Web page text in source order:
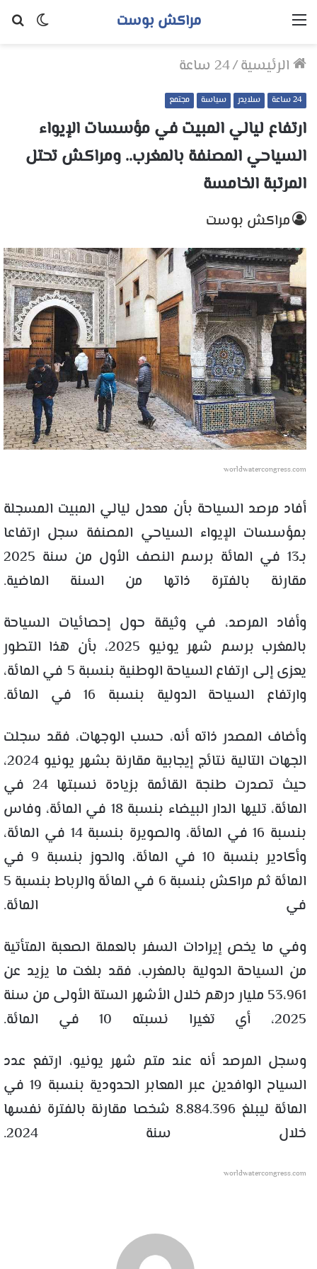
الوضع
مراكش بوست القائمة
الرئيسية/24 ساعة
24 ساعة سلايدر سياسة مجتمع
ارتفاع ليالي المبيت في مؤسسات الإيواء
السياحي المصنفة بالمغرب.. ومراكش تحتل
المرتبة الخامسة
مراكش بوست
worldwatercongress.com
أفاد مرصد السياحة بأن معدل ليالي المبيت المسجلة
بمؤسسات الإيواء السياحي المصنفة سجل ارتفاعا
بـ13 في المائة برسم النصف الأول من سنة 2025
مقارنة بالفترة ذاتها من السنة الماضية.
وأفاد المرصد، في وثيقة حول إحصائيات السياحة
بالمغرب برسم شهر يونيو 2025، بأن هذا التطور
يعزى إلى ارتفاع السياحة الوطنية بنسبة 5 في المائة،
وارتفاع السياحة الدولية بنسبة 16 في المائة.
وأضاف المصدر ذاته أنه، حسب الوجهات، فقد سجلت
الجهات التالية نتائج إيجابية مقارنة بشهر يونيو 2024،
حيث تصدرت طنجة القائمة بزيادة نسبتها 24 في
المائة، تليها الدار البيضاء بنسبة 18 في المائة، وفاس
بنسبة 16 في المائة، والصويرة بنسبة 14 في المائة،
وأكادير بنسبة 10 في المائة، والحوز بنسبة 9 في
المائة ثم مراكش بنسبة 6 في المائة والرباط بنسبة 5
في المائة.
وفي ما يخص إيرادات السفر بالعملة الصعبة المتأتية
من السياحة الدولية بالمغرب، فقد بلغت ما يزيد عن
53،961 مليار درهم خلال الأشهر الستة الأولى من سنة
2025، أي تغيرا نسبته 10 في المائة.
وسجل المرصد أنه عند متم شهر يونيو، ارتفع عدد
السياح الوافدين عبر المعابر الحدودية بنسبة 19 في
المائة ليبلغ 8.884.396 شخصا مقارنة بالفترة نفسها
خلال سنة 2024.
worldwatercongress.com